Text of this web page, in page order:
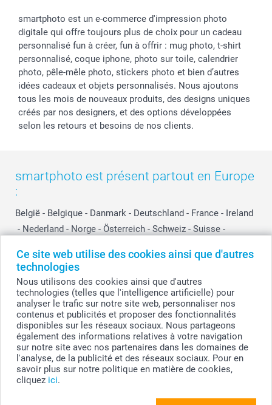
Ce site web utilise des cookies ainsi que d'autres
technologies
Nous utilisons des cookies ainsi que d'autres
technologies (telles que l'intelligence artificielle) pour
analyser le trafic sur notre site web, personnaliser nos
contenus et publicités et proposer des fonctionnalités
disponibles sur les réseaux sociaux. Nous partageons
également des informations relatives à votre navigation
sur notre site avec nos partenaires dans les domaines de
l'analyse, de la publicité et des réseaux sociaux. Pour en
savoir plus sur notre politique en matière de cookies,
cliquez ici.
smartphoto est un e-commerce d'impression photo
digitale qui offre toujours plus de choix pour un cadeau
personnalisé fun à créer, fun à offrir : mug photo, t-shirt
personnalisé, coque iphone, photo sur toile, calendrier
photo, pêle-mêle photo, stickers photo et bien d’autres
idées cadeaux et objets personnalisés. Nous ajoutons
tous les mois de nouveaux produits, des designs uniques
créés par nos designers, et des options développées
selon les retours et besoins de nos clients.
smartphoto est présent partout en Europe
:
België - Belgique - Danmark - Deutschland - France - Ireland
- Nederland - Norge - Österreich - Schweiz - Suisse -
Other Countries
© smartphoto group. Tous droits réservés
smartphoto group SA.
Siège social : Kwatrechtsteenweg 160, 9230 Wetteren, Belgique
Numéro de TVA BE 0405.706.755
Numéro d'entreprise 0405.706.755.
Tous les prix sont en EURO (€), TVA incluse et hors frais de port.